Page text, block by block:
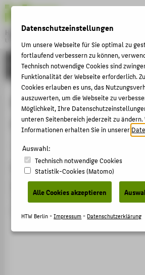
Hochschule für Technik und Wirtschaft Berlin
University of Applied Sciences
Menu
FORSCHUNG
Method for determining
of a partial discharge
Patentanmeldung › Jahr der
Zitation
Hücker, Thomas; Grablenkow Jörg.
"Method for determining the
THEMEN
HOCHSCHULE
CAMPUS
STUDIUM
LEHRE
KARRIERE
INTERNATIONAL
INFORMATIONEN FÜR
STUDIENINTERESSIERTE
Datenschutzeinstellungen
Um unsere Webseite für Sie optimal zu
fortlaufend verbessern zu können,
Technisch notwendige Cookies sind
Funktionalität der Webseite erforderlich.
Cookies erlauben es uns, das
auszuwerten, um die Webseite zu
Möglichkeit, Ihre
unteren Seitenbereich jederzeit zu ändern.
Informationen erhalten Sie in unserer
Auswahl:
Technisch notwendige Cookies
Statistik-Cookies (Matomo)
Alle Cookies akzeptieren
HTW Berlin -Impressum- Datenschutzerklärung